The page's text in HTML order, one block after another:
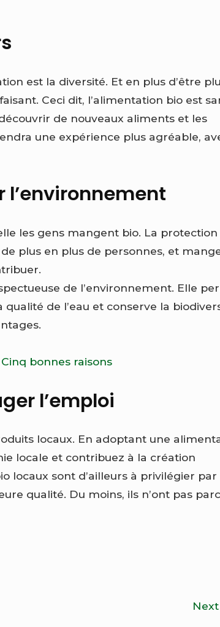
est la diversité. Et en plus d’être
Ceci dit, l’alimentation bio est
de nouveaux aliments et les
une expérience plus agréable,
l’environnement
les gens mangent bio. La protection
plus en plus de personnes, et
de l’environnement. Elle
de l’eau et conserve la
bonnes raisons
l’emploi
locaux. En adoptant une
locale et contribuez à la création
locaux sont d’ailleurs à privilégier par
qualité. Du moins, ils n’ont pas